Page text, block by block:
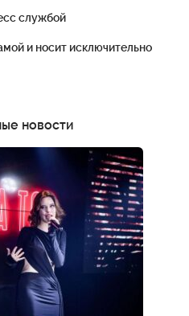
службой
и носит исключительно
новости